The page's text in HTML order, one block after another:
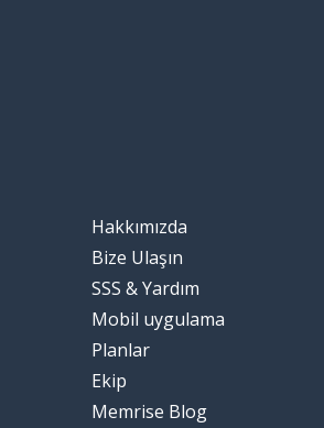
Hakkımızda
Bize Ulaşın
SSS & Yardım
Mobil uygulama
Planlar
Ekip
Memrise Blog